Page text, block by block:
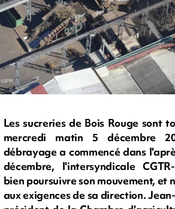
Les sucreries de Bois Rouge sont
mercredi matin 5 décembre
débrayage a commencé dans
décembre, l'intersyndicale
bien poursuivre son mouvement, et
aux exigences de sa direction.